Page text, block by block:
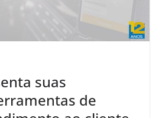
suas
de